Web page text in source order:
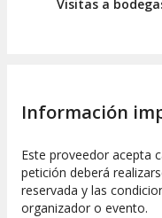
Visitas a
Información
Este proveedor acepta
petición deberá
reservada y las
organizador o evento.